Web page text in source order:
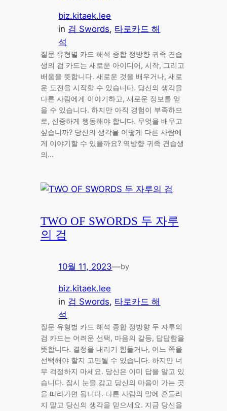
biz.kitaek.lee
in 검 Swords, 타로카드 해
석
질문 유형별 카드 해석 종합 정방향 귀족 견습
생의 검 카드는 새로운 아이디어, 시작, 그리고
배움을 뜻합니다. 새로운 것을 배우거나, 새로
운 도전을 시작할 수 있습니다. 당신의 생각을
다른 사람에게 이야기하고, 새로운 정보를 얻
을 수 있습니다. 하지만 아직 경험이 부족하므
로, 신중하게 행동해야 합니다. 무엇을 배우고
싶습니까? 당신의 생각을 어떻게 다른 사람에
게 이야기할 수 있을까요? 역방향 귀족 견습생
의…
TWO OF SWORDS 두 자루
의 검
10월 11, 2023—by
biz.kitaek.lee
in 검 Swords, 타로카드 해
석
질문 유형별 카드 해석 종합 정방향 두 자루의
검 카드는 어려운 선택, 마음의 갈등, 답답함을
뜻합니다. 결정을 내리기 힘들거나, 어느 쪽을
선택해야 할지 고민될 수 있습니다. 하지만 너
무 걱정하지 마세요. 당신은 이미 답을 알고 있
습니다. 잠시 눈을 감고 당신의 마음이 가는 곳
을 따라가면 됩니다. 다른 사람의 말에 흔들리
지 말고 당신의 생각을 믿으세요. 지금 당신을